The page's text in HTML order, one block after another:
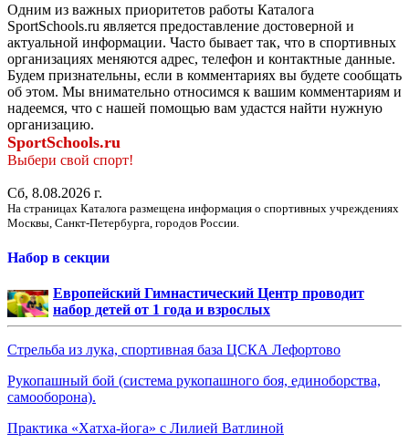
Одним из важных приоритетов работы Каталога
SportSchools.ru является предоставление достоверной и
актуальной информации. Часто бывает так, что в спортивных
организациях меняются адрес, телефон и контактные данные.
Будем признательны, если в комментариях вы будете сообщать
об этом. Мы внимательно относимся к вашим комментариям и
надеемся, что с нашей помощью вам удастся найти нужную
организацию.
SportSchools.ru
Выбери свой спорт!
Сб, 8.08.2026 г.
На страницах Каталога размещена информация о спортивных учреждениях
Москвы, Санкт-Петербурга, городов России.
Набор в секции
Европейский Гимнастический Центр проводит
набор детей от 1 года и взрослых
Стрельба из лука, спортивная база ЦСКА Лефортово
Рукопашный бой (система рукопашного боя, единоборства,
самооборона).
Практика «Хатха-йога» с Лилией Ватлиной